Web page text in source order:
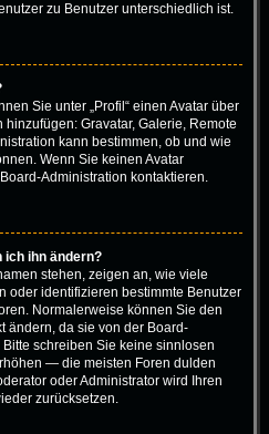
zu Benutzer unterschiedlich ist.
Sie unter „Profil“ einen Avatar über
Gravatar, Galerie, Remote
kann bestimmen, ob und wie
Wenn Sie keinen Avatar
Administration kontaktieren.
ich ihn ändern?
stehen, zeigen an, wie viele
oder identifizieren bestimmte Benutzer
Normalerweise können Sie den
ändern, da sie von der Board-
schreiben Sie keine sinnlosen
— die meisten Foren dulden
oder Administrator wird Ihren
zurücksetzen.